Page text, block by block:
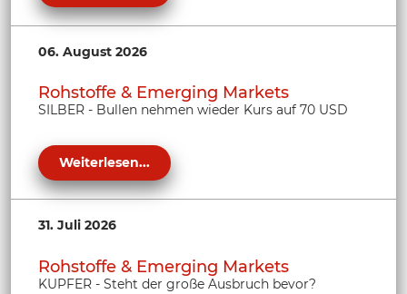
06. August 2026
Rohstoffe & Emerging Markets
SILBER - Bullen nehmen wieder Kurs auf 70 USD
Weiterlesen...
31. Juli 2026
Rohstoffe & Emerging Markets
KUPFER - Steht der große Ausbruch bevor?